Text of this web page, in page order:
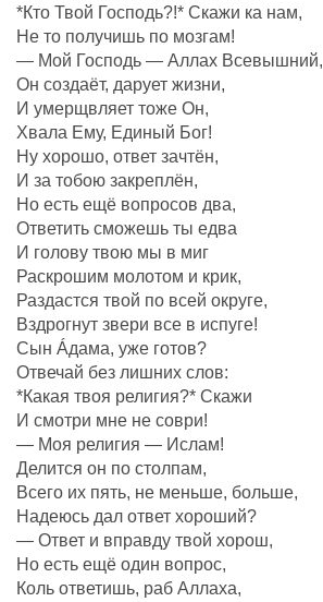
*Кто Твой Господь?!* Скажи ка нам,
Не то получишь по мозгам!
— Мой Господь — Аллах Всевышний,
Он создаëт, дарует жизни,
И умерщвляет тоже Он,
Хвала Ему, Единый Бог!
Ну хорошо, ответ зачтëн,
И за тобою закреплëн,
Но есть ещё вопросов два,
Ответить сможешь ты едва
И голову твою мы в миг
Раскрошим молотом и крик,
Раздастся твой по всей округе,
Вздрогнут звери все в испуге!
Сын Áдама, уже готов?
Отвечай без лишних слов:
*Какая твоя религия?* Скажи
И смотри мне не соври!
— Моя религия — Ислам!
Делится он по столпам,
Всего их пять, не меньше, больше,
Надеюсь дал ответ хороший?
— Ответ и вправду твой хорош,
Но есть ещё один вопрос,
Коль ответишь, раб Аллаха,